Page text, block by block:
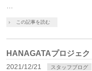
この記事を読む
HANAGATAプロジェ
2021/12/21 スタッフブログ